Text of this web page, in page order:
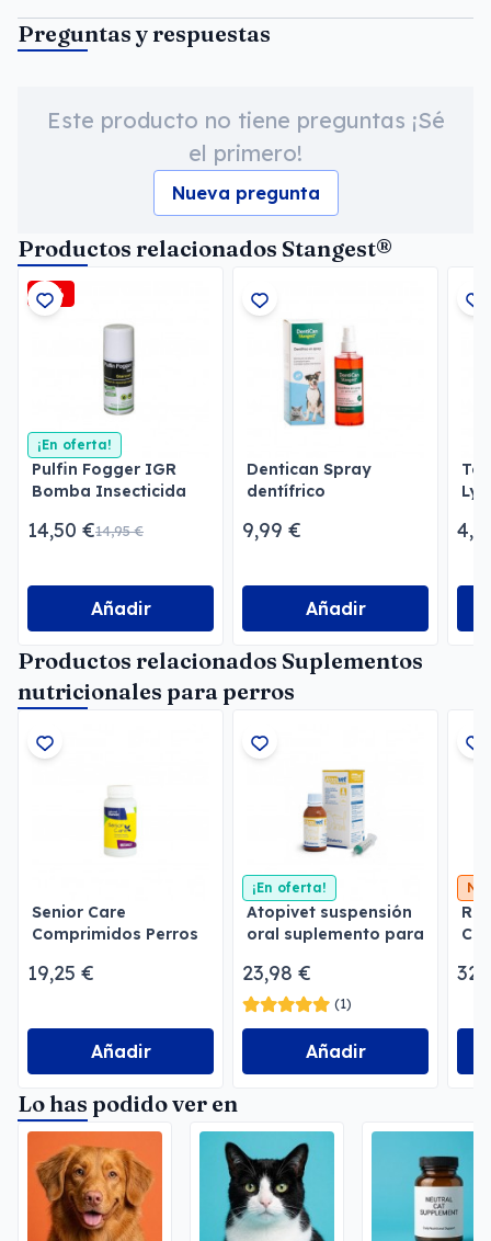
Preguntas y respuestas
Este producto no tiene preguntas ¡Sé
el primero!
Nueva pregunta
Productos relacionados Stangest®
-3%
¡En oferta!
Pulfin Fogger IGR
Bomba Insecticida
14,50 €14,95 €
Añadir
Dentican Spray
dentífrico
9,99 €
Añadir
Productos relacionados Suplementos
nutricionales para perros
Senior Care
Comprimidos Perros
19,25 €
Añadir
¡En oferta!
Atopivet suspensión
oral suplemento para
23,98 €
(1)
Añadir
Lo has podido ver en